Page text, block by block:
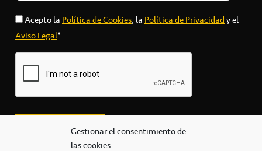
Gestionar el consentimiento de
las cookies
Acepto laPolítica de Cookies, laPolítica de Privacidady el
Aviso Legal*